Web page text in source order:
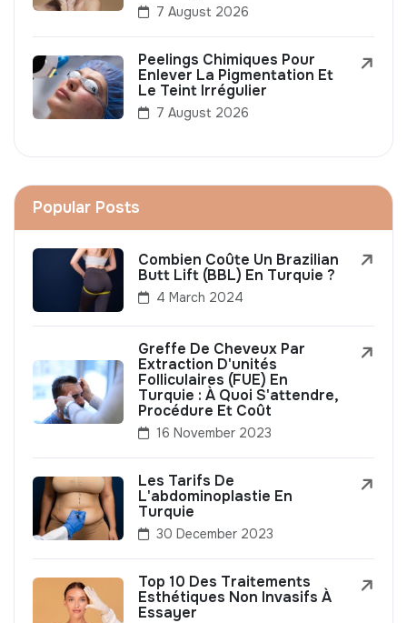
7 August 2026
Peelings Chimiques Pour
Enlever La Pigmentation Et
Le Teint Irrégulier
7 August 2026
Popular Posts
Combien Coûte Un Brazilian
Butt Lift (BBL) En Turquie ?
4 March 2024
Greffe De Cheveux Par
Extraction D'unités
Folliculaires (FUE) En
Turquie : À Quoi S'attendre,
Procédure Et Coût
16 November 2023
Les Tarifs De
L'abdominoplastie En
Turquie
30 December 2023
Top 10 Des Traitements
Esthétiques Non Invasifs À
Essayer